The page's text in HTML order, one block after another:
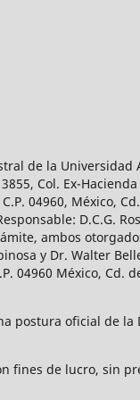
de la
Col. Ex-Hacienda
04960, México,
D.C.G.
ambos
y Dr. Walter
04960 México, Cd.
postura oficial de la
fines de lucro, sin